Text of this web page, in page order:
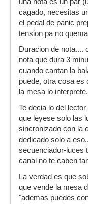
cagado, necesitas
el pedal de panic
tension pa no
Duracion de nota....
nota que dura 3
cuando cantan la
puede, otra cosa es
la mesa lo
Te decia lo del
que leyese solo las
sincronizado con la
dedicado solo a
secuenciador-luces
canal no te caben
La verdad es que
que vende la mesa
"ademas puedes